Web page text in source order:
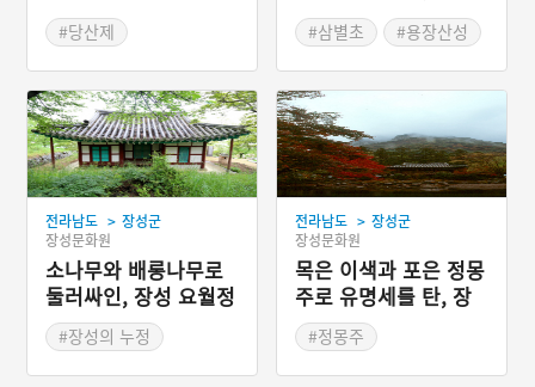
지뜸새, 할아버지 당산, 할
머니 당산, 고량뜸새이다.
제의를 지내기 전에 제의를
주관할 제관을 선정한다. 대
략 제의를 지내기 열흘 전에
생기복덕 등을 따져 제주,
화주, 축관을 뽑는다. 뽑는
과정에서는 반드시 회의를
거친다. 제의 과정에서 쓰이
는 비용은 각 가정에서 걷은
돈으로 충당하였으나 지금
은 마을의 공동자금으로 제
의를 지내고 있다. 제의에는
과일과 건포, 메밀 범벅 등
이 제물로 쓰이며 고기와 생
선 등은 제물로 사용하지 않
는다. 제의는 제관을 중심으
#당산제
#장성 마을신앙
溫)을 왕으로 삼아 남쪽으로
내려와 이곳에 궁궐과 성을
쌓고 몽골과의 전쟁을 계속
하였다. 이때 쌓은 성이 바
로 용장성이다. 용장산성의
해발고도는 대부분 200~23
0m 정도인데 총길이는 13k
m가 넘을 것으로 추정되며
내벽과 외벽을 모두 돌로 쌓
은 협축식 석성이다.
#삼별초
#용장산성
#전남 진도
#전라남도 성곽
전라남도 > 장성군
장성문화원
소나무와 배롱나무로
둘러싸인, 장성 요월정
#장성의 누정
전라남도 > 장성군
장성문화원
목은 이색과 포은 정몽
주로 유명세를 탄, 장
성 백양사 쌍계루
#정몽주